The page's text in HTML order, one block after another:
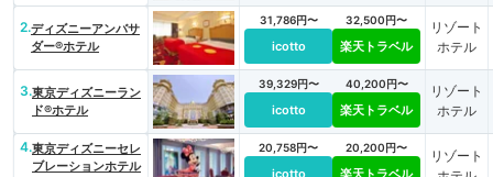
2.ディズニーアンバサ
ダー®ホテル
31,786円〜
icotto
32,500円〜
楽天トラベル
リゾート
ホテル
3.東京ディズニーラン
ド®ホテル
39,329円〜
icotto
40,200円〜
楽天トラベル
リゾート
ホテル
4.東京ディズニーセレ
ブレーションホテル
20,758円〜
icotto
20,200円〜
楽天トラベル
リゾート